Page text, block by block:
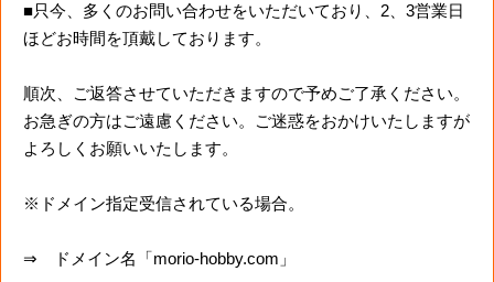
■只今、多くのお問い合わせをいただいており、2、3営業日
ほどお時間を頂戴しております。
順次、ご返答させていただきますので予めご了承ください。
お急ぎの方はご遠慮ください。ご迷惑をおかけいたしますが
よろしくお願いいたします。
※ドメイン指定受信されている場合。
⇒ ドメイン名「morio-hobby.com」